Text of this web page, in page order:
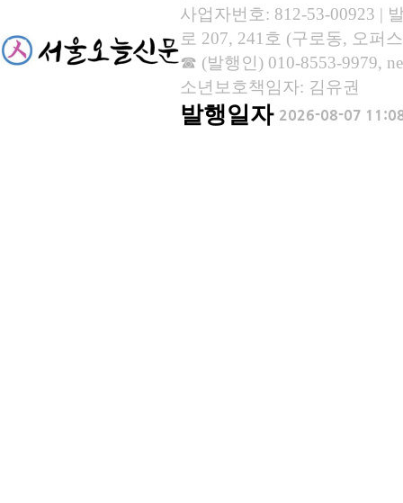
사업자번호: 812-53-00923 |
로 207, 241호 (구로동, 오퍼
☎ (발행인) 010-8553-9979,
소년보호책임자: 김유권
발행일자